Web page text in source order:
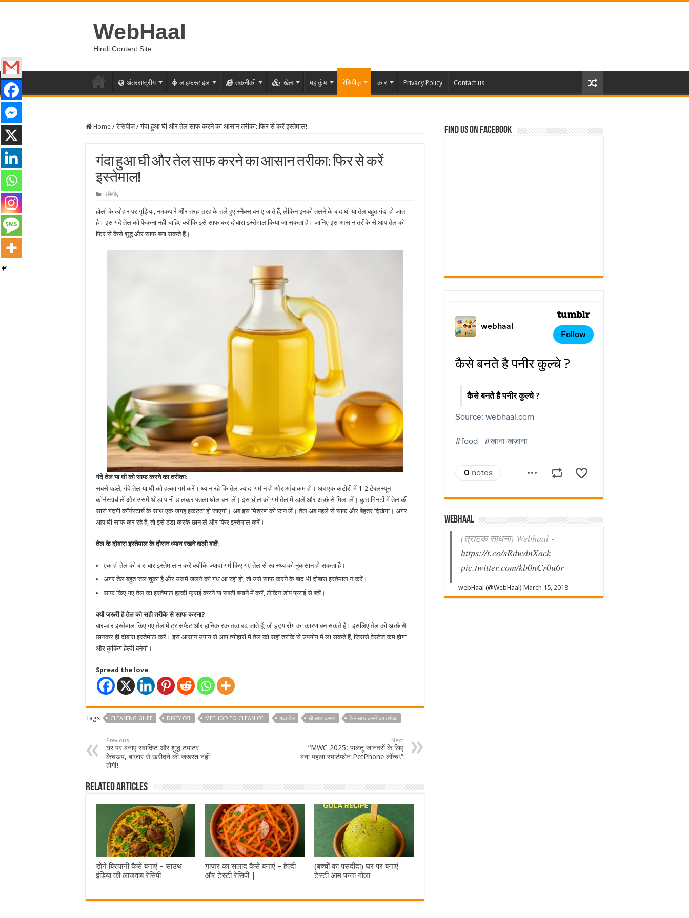
WebHaal
Hindi Content Site
अंतरराष्ट्रीय लाइफस्टाइल तकनीकी खेल महाकुंभ रेसिपीज़ कार Privacy Policy Contact us
Home / रेसिपीज़ / गंदा हुआ घी और तेल साफ करने का आसान तरीका: फिर से करें इस्तेमाल!
गंदा हुआ घी और तेल साफ करने का आसान तरीका: फिर से करें
इस्तेमाल!
रेसिपीज़
होली के त्योहार पर गुझिया, नमकपारे और तरह-तरह के तले हुए स्नैक्स बनाए जाते हैं, लेकिन इनको तलने के बाद घी या तेल बहुत गंदा हो जाता
है। इस गंदे तेल को फेंकना नहीं चाहिए क्योंकि इसे साफ कर दोबारा इस्तेमाल किया जा सकता है। जानिए इस आसान तरीके से आप तेल को
फिर से कैसे शुद्ध और साफ बना सकते हैं।
गंदे तेल या घी को साफ करने का तरीका:
सबसे पहले, गंदे तेल या घी को हल्का गर्म करें। ध्यान रहे कि तेल ज्यादा गर्म न हो और आंच कम हो। अब एक कटोरी में 1-2 टेबलस्पून
कॉर्नस्टार्च लें और उसमें थोड़ा पानी डालकर पतला घोल बना लें। इस घोल को गर्म तेल में डालें और अच्छे से मिला लें। कुछ मिनटों में तेल की
सारी गंदगी कॉर्नस्टार्च के साथ एक जगह इकट्ठा हो जाएगी। अब इस मिश्रण को छान लें। तेल अब पहले से साफ और बेहतर दिखेगा। अगर
आप घी साफ कर रहे हैं, तो इसे ठंडा करके छान लें और फिर इस्तेमाल करें।
तेल के दोबारा इस्तेमाल के दौरान ध्यान रखने वाली बातें:
एक ही तेल को बार-बार इस्तेमाल न करें क्योंकि ज्यादा गर्म किए गए तेल से स्वास्थ्य को नुकसान हो सकता है।
अगर तेल बहुत जल चुका है और उसमें जलने की गंध आ रही हो, तो उसे साफ करने के बाद भी दोबारा इस्तेमाल न करें।
साफ किए गए तेल का इस्तेमाल हल्की फ्राई करने या सब्जी बनाने में करें, लेकिन डीप फ्राई से बचें।
क्यों जरूरी है तेल को सही तरीके से साफ करना?
बार-बार इस्तेमाल किए गए तेल में ट्रांसफैट और हानिकारक तत्व बढ़ जाते हैं, जो हृदय रोग का कारण बन सकते हैं। इसलिए तेल को अच्छे से
छानकर ही दोबारा इस्तेमाल करें। इस आसान उपाय से आप त्योहारों में तेल को सही तरीके से उपयोग में ला सकते हैं, जिससे वेस्टेज कम होगा
और कुकिंग हेल्दी बनेगी।
Spread the love
Tags CLEANING GHEE DIRTY OIL METHOD TO CLEAN OIL गंदा तेल घी साफ करना तेल साफ करने का तरीका
Previous
घर पर बनाएं स्वादिष्ट और शुद्ध टमाटर
केचअप, बाजार से खरीदने की जरूरत नहीं
होगी!
Next
“MWC 2025: पालतू जानवरों के लिए
बना पहला स्मार्टफोन PetPhone लॉन्च!”
Related Articles
डोने बिरयानी कैसे बनाएं – साउथ
इंडिया की लाजवाब रेसिपी
गाजर का सलाद कैसे बनाएं – हेल्दी
और टेस्टी रेसिपी |
(बच्चों का पसंदीदा) घर पर बनाएं
टेस्टी आम पन्ना गोला
Find us on Facebook
Webhaal
(त्राटक साधना) Webhaal -
https://t.co/sRdwdnXack
pic.twitter.com/kb0nCr0u6r
— webHaal (@WebHaal) March 15, 2018